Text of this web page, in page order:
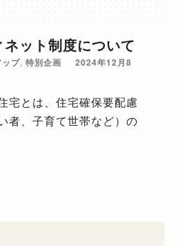
ット制度について
プ, 特別企画
2024年12月8
宅とは、住宅確保要配慮
者、子育て世帯など）の